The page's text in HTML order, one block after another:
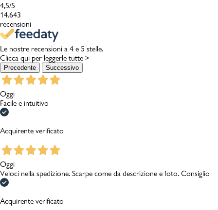
4,5/5
14.643
recensioni
Le nostre recensioni a 4 e 5 stelle.
Clicca qui per leggerle tutte >
Precedente Successivo
Oggi
Facile e intuitivo
Acquirente verificato
Oggi
Veloci nella spedizione. Scarpe come da descrizione e foto. Consiglio
Acquirente verificato